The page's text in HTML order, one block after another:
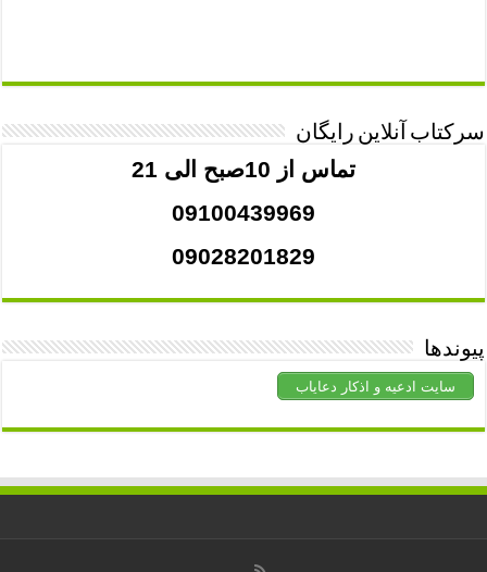
سرکتاب آنلاین رایگان
تماس از 10صبح الی 21
09100439969
09028201829
پیوندها
سایت ادعیه و اذکار دعایاب